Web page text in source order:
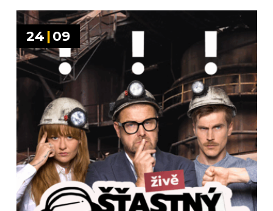
24 |09